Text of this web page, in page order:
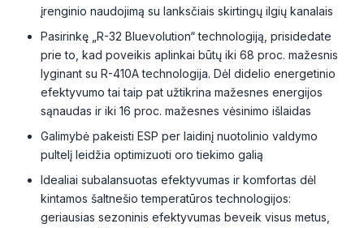
įrenginio naudojimą su lanksčiais skirtingų ilgių kanalais
Pasirinkę „R-32 Bluevolution“ technologiją, prisidedate
prie to, kad poveikis aplinkai būtų iki 68 proc. mažesnis
lyginant su R-410A technologija. Dėl didelio energetinio
efektyvumo tai taip pat užtikrina mažesnes energijos
sąnaudas ir iki 16 proc. mažesnes vėsinimo išlaidas
Galimybė pakeisti ESP per laidinį nuotolinio valdymo
pultelį leidžia optimizuoti oro tiekimo galią
Idealiai subalansuotas efektyvumas ir komfortas dėl
kintamos šaltnešio temperatūros technologijos:
geriausias sezoninis efektyvumas beveik visus metus,